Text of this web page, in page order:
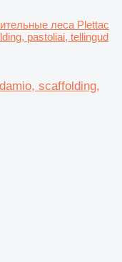
леса Plettac
pastoliai, tellingud
scaffolding,